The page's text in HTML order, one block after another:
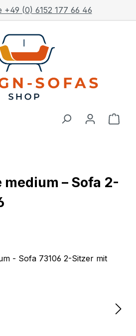
(0) 6152 177 66 46
– Sofa 2-